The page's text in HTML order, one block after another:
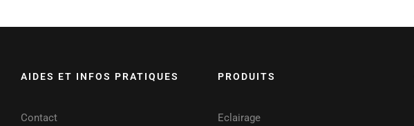
AIDES ET INFOS PRATIQUES
Contact
PRODUITS
Eclairage